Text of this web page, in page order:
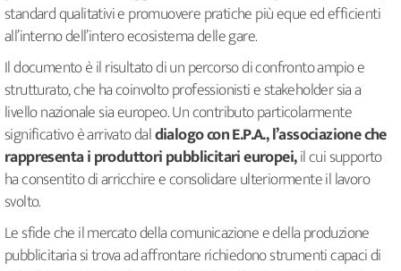
standard qualitativi e promuovere pratiche più eque ed efficienti
all’interno dell’intero ecosistema delle gare.
Il documento è il risultato di un percorso di confronto ampio e
strutturato, che ha coinvolto professionisti e stakeholder sia a
livello nazionale sia europeo. Un contributo particolarmente
significativo è arrivato daldialogo con E.P.A., l’associazione che
rappresenta i produttori pubblicitari europei,il cui supporto
ha consentito di arricchire e consolidare ulteriormente il lavoro
svolto.
Le sfide che il mercato della comunicazione e della produzione
pubblicitaria si trova ad affrontare richiedono strumenti capaci di